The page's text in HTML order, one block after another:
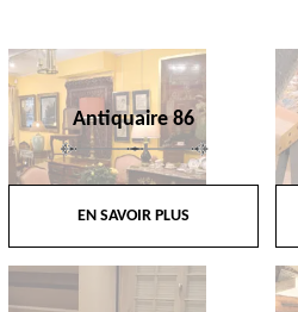
Antiquaire 86
EN SAVOIR PLUS